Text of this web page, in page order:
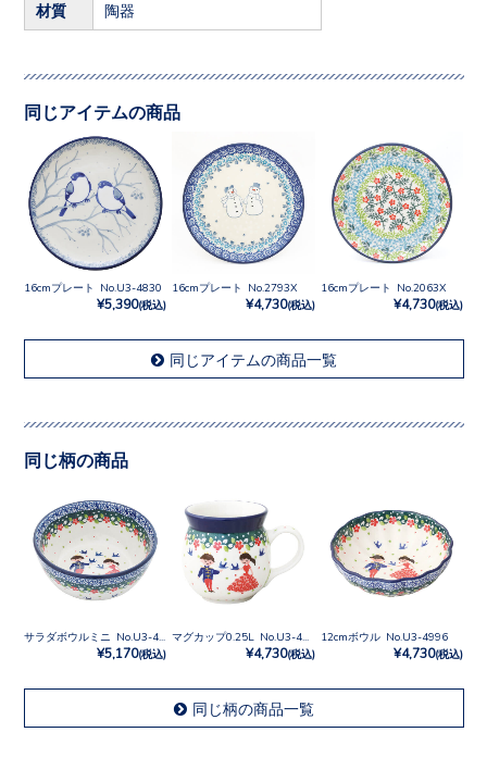
材質 陶器
同じアイテムの商品
16cmプレート No.U3-4830
¥5,390(税込)
16cmプレート No.2793X
¥4,730(税込)
16cmプレート No.2063X
¥4,730(税込)
同じアイテムの商品一覧
同じ柄の商品
¥5,170(税込) ¥4,730(税込)
12cmボウル No.U3-4996
¥4,730(税込)
同じ柄の商品一覧